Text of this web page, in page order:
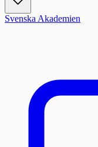
Svenska Akademien